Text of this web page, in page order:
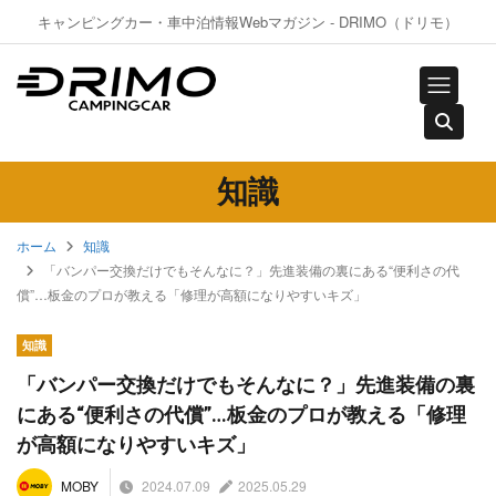
キャンピングカー・車中泊情報Webマガジン - DRIMO（ドリモ）
知識
ホーム
知識
「バンパー交換だけでもそんなに？」先進装備の裏にある“便利さの代
償”…板金のプロが教える「修理が高額になりやすいキズ」
知識
「バンパー交換だけでもそんなに？」先進装備の裏
にある“便利さの代償”…板金のプロが教える「修理
が高額になりやすいキズ」
MOBY 2024.07.09 2025.05.29